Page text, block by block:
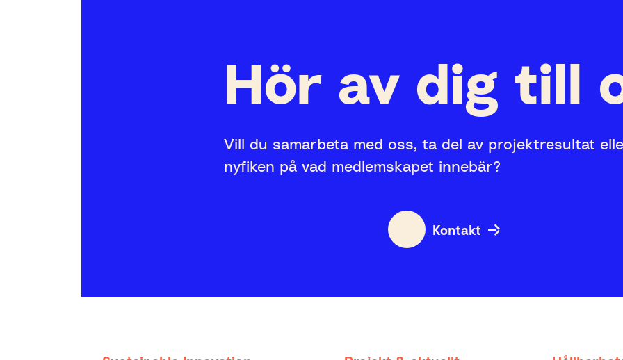
Hör av dig till
Vill du samarbeta med oss, ta del av projektresultat
nyfiken på vad medlemskapet innebär?
Kontakt